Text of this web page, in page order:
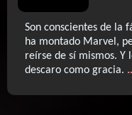
Son conscientes de la
ha montado Marvel,
reírse de sí mismos. Y
descaro como gracia.